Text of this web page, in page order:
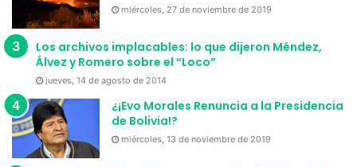
miércoles, 27 de noviembre de 2019
Los archivos implacables: lo que dijeron Méndez,
Álvez y Romero sobre el “Loco”
jueves, 14 de agosto de 2014
¿¡Evo Morales Renuncia a la Presidencia
de Bolivia!?
miércoles, 13 de noviembre de 2019